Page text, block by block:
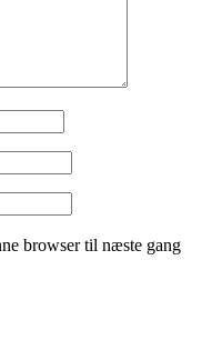
browser til næste gang